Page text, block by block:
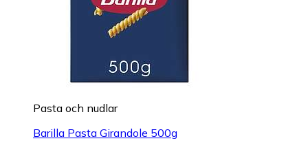
Pasta och nudlar
Barilla Pasta Girandole 500g